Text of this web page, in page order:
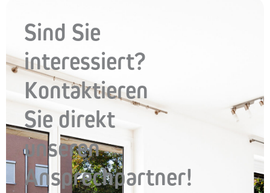
Sind Sie
interessiert?
Kontaktieren
Sie direkt
unseren
Ansprechpartner!